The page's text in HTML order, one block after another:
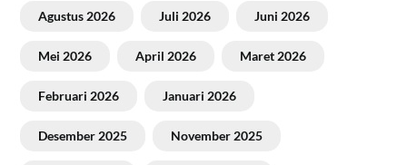
Agustus 2026 Juli 2026 Juni 2026
Mei 2026 April 2026 Maret 2026
Februari 2026 Januari 2026
Desember 2025 November 2025